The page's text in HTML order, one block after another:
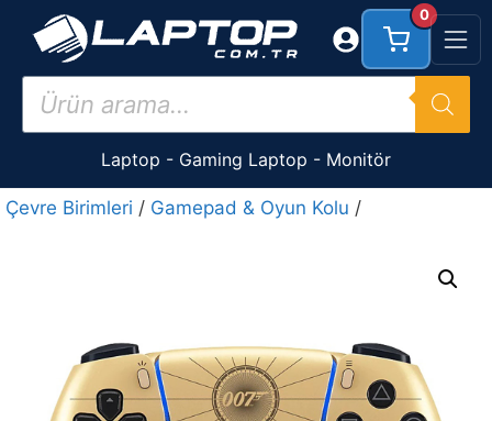
İçeriğe
Products
search
Laptop - Gaming Laptop - Monitör
0
Çevre Birimleri / Gamepad & Oyun Kolu /